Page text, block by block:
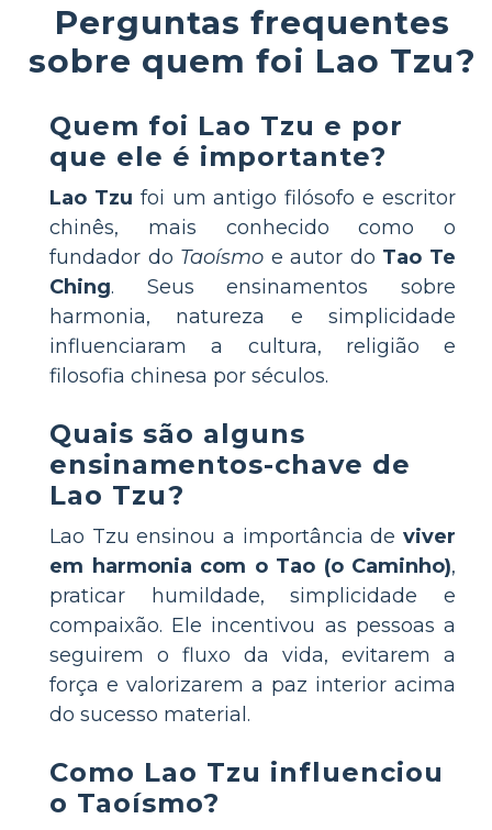
Perguntas frequentes
sobre quem foi Lao Tzu?
Quem foi Lao Tzu e por
que ele é importante?
Lao Tzu foi um antigo filósofo e escritor
chinês, mais conhecido como o
fundador do Taoísmo e autor do Tao Te
Ching. Seus ensinamentos sobre
harmonia, natureza e simplicidade
influenciaram a cultura, religião e
filosofia chinesa por séculos.
Quais são alguns
ensinamentos-chave de
Lao Tzu?
Lao Tzu ensinou a importância de viver
em harmonia com o Tao (o Caminho),
praticar humildade, simplicidade e
compaixão. Ele incentivou as pessoas a
seguirem o fluxo da vida, evitarem a
força e valorizarem a paz interior acima
do sucesso material.
Como Lao Tzu influenciou
o Taoísmo?